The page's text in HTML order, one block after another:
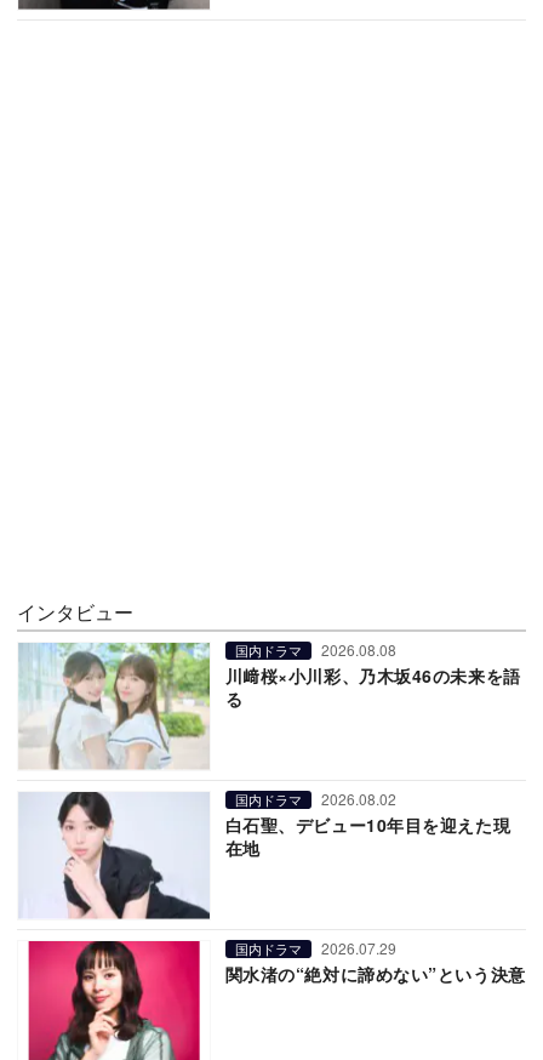
インタビュー
国内ドラマ 2026.08.08
川﨑桜×小川彩、乃木坂46の未来を語
る
国内ドラマ 2026.08.02
白石聖、デビュー10年目を迎えた現
在地
国内ドラマ 2026.07.29
関水渚の“絶対に諦めない”という決意